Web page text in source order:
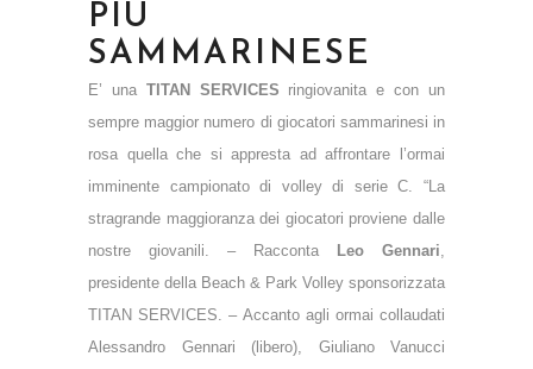
PIÙ
SAMMARINESE
E’ una TITAN SERVICES ringiovanita e con un
sempre maggior numero di giocatori sammarinesi in
rosa quella che si appresta ad affrontare l’ormai
imminente campionato di volley di serie C. “La
stragrande maggioranza dei giocatori proviene dalle
nostre giovanili. – Racconta Leo Gennari,
presidente della Beach & Park Volley sponsorizzata
TITAN SERVICES. – Accanto agli ormai collaudati
Alessandro Gennari (libero), Giuliano Vanucci